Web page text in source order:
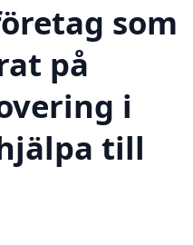
som
på
i
till